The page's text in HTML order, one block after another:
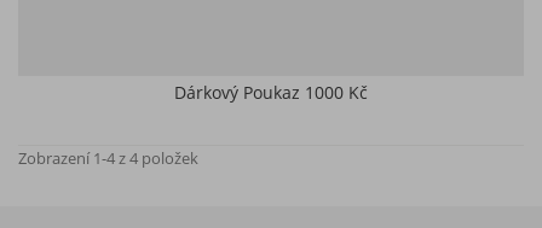
Dárkový Poukaz 1000 Kč
Zobrazení 1-4 z 4 položek